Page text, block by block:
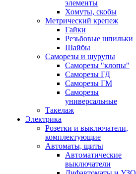
элементы
Хомуты, скобы
Метрический крепеж
Гайки
Резьбовые шпильки
Шайбы
Саморезы и шурупы
Саморезы "клопы"
Саморезы ГД
Саморезы ГМ
Саморезы
универсальные
Такелаж
Электрика
Розетки и выключатели,
комплектующие
Автоматы, щиты
Автоматические
выключатели